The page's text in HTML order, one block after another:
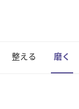
整える 磨く